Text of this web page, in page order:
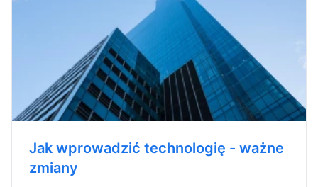
Jak wprowadzić technologię - ważne
zmiany